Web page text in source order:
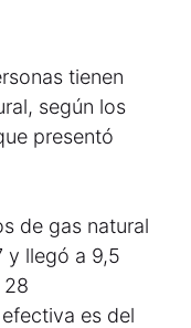
tienen
según los
presentó
de gas natural
y llegó a 9,5
28
es del